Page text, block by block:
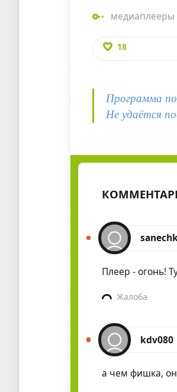
медиаплееры
18
Программа
Не удаётся
Плеер - огонь!
Жалоба
kdv080
а чем фишка,